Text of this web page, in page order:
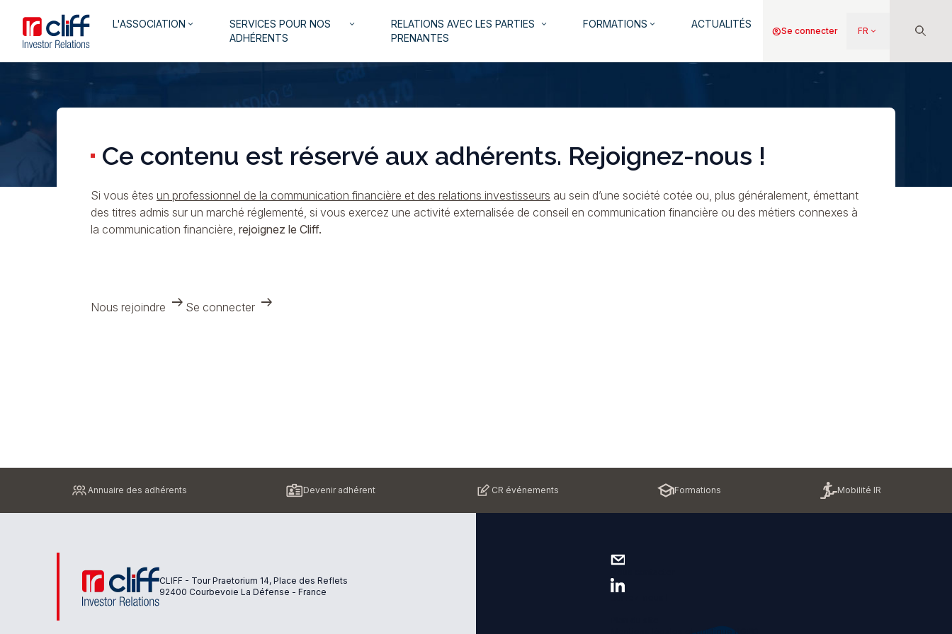
contenu
principal
Aller directement au contenu
Navigation
L'ASSOCIATION keyboard_arrow_down
SERVICES POUR NOS
ADHÉRENTS
keyboard_arrow_down
RELATIONS AVEC LES PARTIES
PRENANTES
keyboard_arrow_down FORMATIONS keyboard_arrow_down ACTUALITÉS
Menu
compte
account_circleSe connecter FR keyboard_arrow_down
Ce contenu est réservé aux adhérents. Rejoignez-nous !
Si vous êtes un professionnel de la communication financière et des relations investisseurs au sein d’une société cotée ou, plus généralement, émettant
des titres admis sur un marché réglementé, si vous exercez une activité externalisée de conseil en communication financière ou des métiers connexes à
la communication financière, rejoignez le Cliff.
Nous rejoindre arrow_right_alt Se connecter arrow_right_alt
page
Annuaire des adhérents Devenir adhérent CR événements Formations Mobilité IR
CLIFF - Tour Praetorium 14, Place des Reflets
92400 Courbevoie La Défense - France